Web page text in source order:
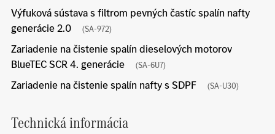
Výfuková sústava s filtrom pevných častíc spalín nafty
generácie 2.0
(SA-972)
Zariadenie na čistenie spalín dieselových motorov
BlueTEC SCR 4. generácie
(SA-6U7)
Zariadenie na čistenie spalín nafty s SDPF (SA-U30)
Technická informácia